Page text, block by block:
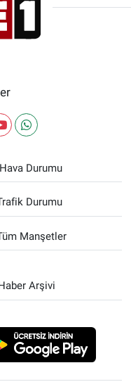
Hava Durumu
Durumu
Manşetler
Arşivi